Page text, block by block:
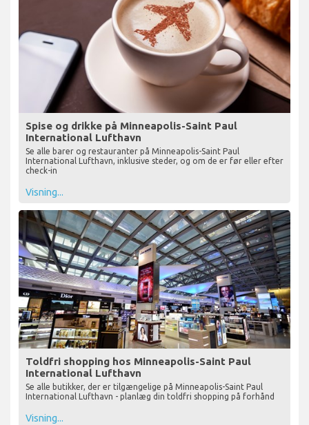
Spise og drikke på Minneapolis-Saint Paul
International Lufthavn
Se alle barer og restauranter på Minneapolis-Saint Paul
International Lufthavn, inklusive steder, og om de er før eller efter
check-in
Visning...
Toldfri shopping hos Minneapolis-Saint Paul
International Lufthavn
Se alle butikker, der er tilgængelige på Minneapolis-Saint Paul
International Lufthavn - planlæg din toldfri shopping på forhånd
Visning...